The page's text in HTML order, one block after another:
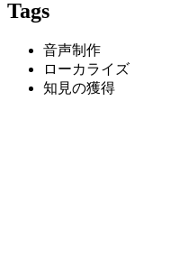
Tags
音声制作
ローカライズ
知見の獲得